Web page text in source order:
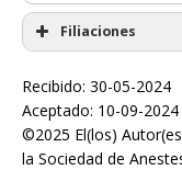
Filiaciones
Recibido: 30-05-2024
Aceptado: 10-09-2024
©2025 El(los)
la Sociedad de